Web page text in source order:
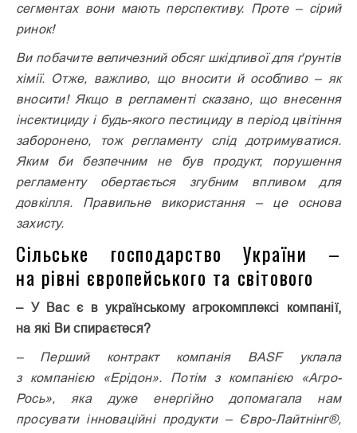
сегментах вони мають перспективу. Проте – сірий
ринок!
Ви побачите величезний обсяг шкідливої для ґрунтів
хімії. Отже, важливо, що вносити й особливо – як
вносити! Якщо в рег­ламенті сказано, що внесення
інсектициду і будь-якого пестициду в період цвітіння
заборонено, тож регламенту слід дотримуватися.
Яким би безпечним не був продукт, порушення
регламенту обертається згубним впливом для
довкілля. Правильне використання – це основа
захисту.
Сільське господарство України –
на рівні європейського та світового
– У Вас є в українському агрокомплексі компанії,
на які Ви спираєтеся?
– Перший контракт компанія BASF уклала
з компанією «Ерідон». Потім з компанією «Агро-
Рось», яка дуже енергійно допомагала нам
просувати інноваційні продукти – Євро-Лайт­нінг®,